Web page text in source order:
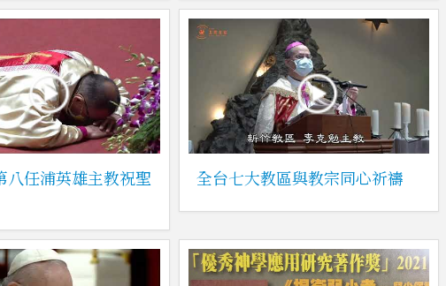
八任浦英雄主教祝聖
全台七大教區與教宗同心祈禱